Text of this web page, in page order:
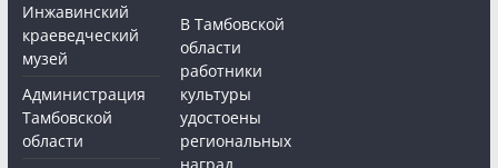
Инжавинский
краеведческий
музей
Администрация
Тамбовской
области
В Тамбовской
области
работники
культуры
удостоены
региональных